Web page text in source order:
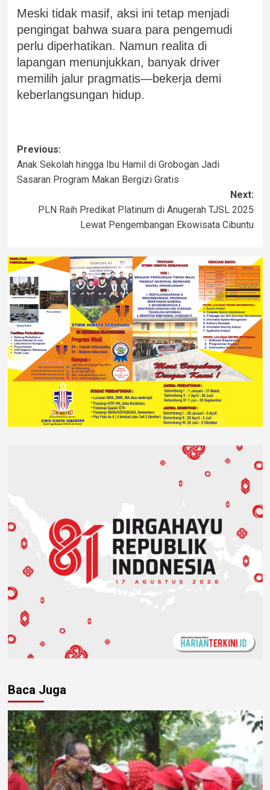
Meski tidak masif, aksi ini tetap menjadi
pengingat bahwa suara para pengemudi
perlu diperhatikan. Namun realita di
lapangan menunjukkan, banyak driver
memilih jalur pragmatis—bekerja demi
keberlangsungan hidup.
Previous:
Anak Sekolah hingga Ibu Hamil di Grobogan Jadi
Sasaran Program Makan Bergizi Gratis
Next:
PLN Raih Predikat Platinum di Anugerah TJSL 2025
Lewat Pengembangan Ekowisata Cibuntu
Baca Juga